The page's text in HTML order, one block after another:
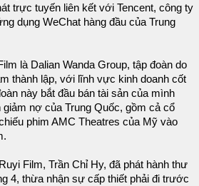
trực tuyến liên kết với Tencent, công ty
dụng WeChat hàng đầu của Trung
là Dalian Wanda Group, tập đoàn do
thành lập, với lĩnh vực kinh doanh cốt
này bắt đầu bán tài sản của mình
giảm nợ của Trung Quốc, gồm cả cổ
phim AMC Theatres của Mỹ vào
Film, Trần Chỉ Hy, đã phát hành thư
4, thừa nhận sự cấp thiết phải đi trước